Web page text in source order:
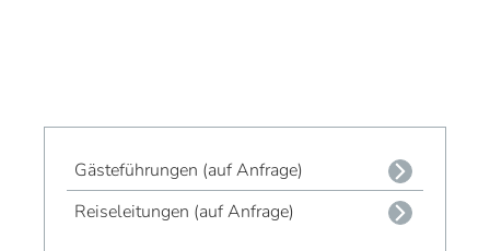
Gästeführungen (auf Anfrage)
Reiseleitungen (auf Anfrage)